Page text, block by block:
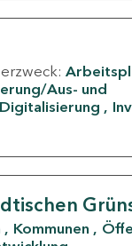
Aus- und
Kommunen